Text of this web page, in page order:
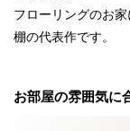
フローリングのお
棚の代表作です。
お部屋の雰囲気に